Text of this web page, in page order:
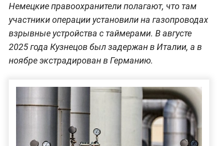
Немецкие правоохранители полагают, что там
участники операции установили на газопроводах
взрывные устройства с таймерами. В августе
2025 года Кузнецов был задержан в Италии, а в
ноябре экстрадирован в Германию.